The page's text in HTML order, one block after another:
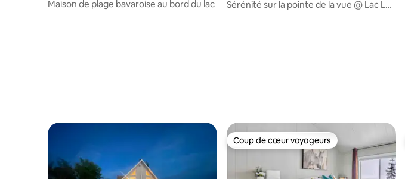
Maison de plage bavaroise au bord du lac
ounty
Sérénité sur la pointe de la vue @ Lac La
Coup de cœur voyageurs
Coup de cœur voyageurs